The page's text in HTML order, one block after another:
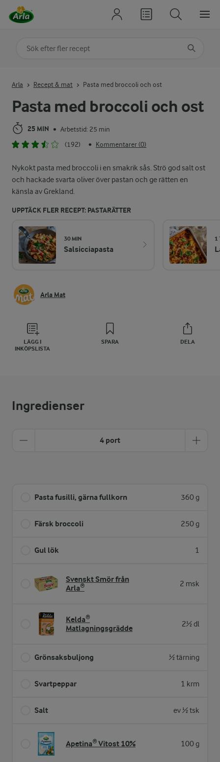
Pasta med broccoli och ost
25 MIN • Arbetstid: 25 min
(192)
• Kommentarer (0)
Nykokt pasta med broccoli i en smakrik sås. Strö god salt ost
och hackade svarta oliver över pastan och ge rätten en
känsla av Grekland.
UPPTÄCK FLER RECEPT: PASTARÄTTER
30 MIN
Salsicciapasta
1
Arla Mat
LÄGG I
INKÖPSLISTA
SPARA DELA
Arla Recept & mat Pasta med broccoli och ost
Ingredienser
4 port
Pasta fusilli, gärna fullkorn 360 g
Färsk broccoli 250 g
Gul lök 1
Svenskt Smör från
Arla®
2 msk
Kelda®
Matlagningsgrädde
2½ dl
Grönsaksbuljong ½ tärning
Svartpeppar 1 krm
Salt ev ½ tsk
Apetina® Vitost 10% 100 g
Sök på kategori eller ingrediens